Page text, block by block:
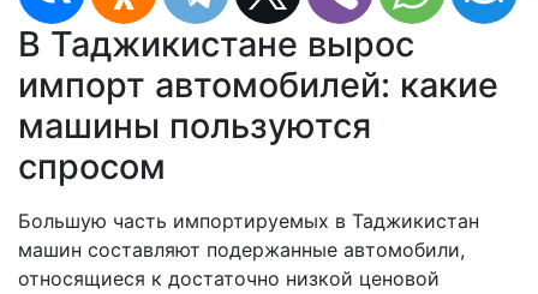
В Таджикистане вырос
импорт автомобилей: какие
машины пользуются
спросом
Большую часть импортируемых в Таджикистан
машин составляют подержанные автомобили,
относящиеся к достаточно низкой ценовой